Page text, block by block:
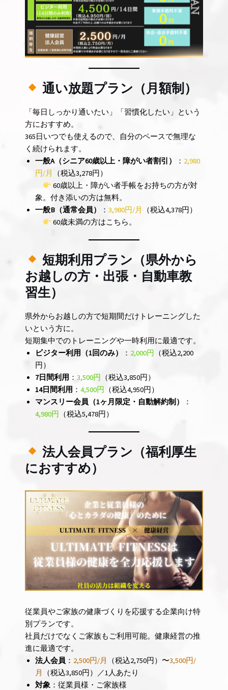
通い放題プラン（月額制）
「毎日しっかり通いたい」「習慣化したい」という
方におすすめ。
365日いつでも使えるので、自分のペースで無理な
く続けられます。
一般A（シニア60歳以上・障がい者割引）
： 2,980
円/月
（税込3,278円）
60歳以上・障がい者手帳をお持ちの方が対
象。付き添いの方は無料。
一般B（通常会員）
： 3,980円/月
（税込4,378円）
60歳未満の方はこちら。
短期利用プラン（県外から
お越しの方・出張・自動車教
習生）
県外からお越しの方で短期間だけトレーニングした
いという方に。
短期集中でのトレーニングや一時利用に最適です。
ビジター利用（1回のみ）
： 2,000円 （税込2,200
円）
7日間利用 ： 3,500円 （税込3,850円）
14日間利用 ： 4,500円 （税込4,950円）
マンスリー会員（1ヶ月限定・自動解約制）
：
4,980円 （税込5,478円）
法人会員プラン（福利厚生
におすすめ）
従業員やご家族の健康づくりを応援する企業向け特
別プランです。
社員だけでなくご家族もご利用可能。健康経営の推
進に最適です。
法人会員 ： 2,500円/月 （税込2,750円）〜3,500円/
月
（税込3,850円）／1人あたり
対象：従業員様・ご家族様